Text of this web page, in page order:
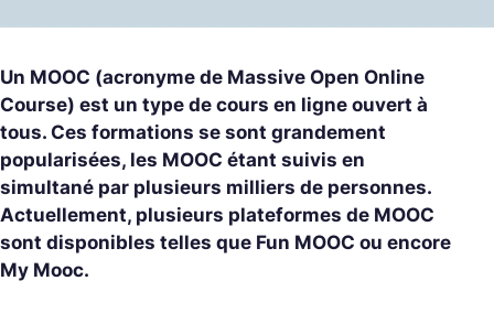
Un MOOC (acronyme de Massive Open Online
Course) est un type de cours en ligne ouvert à
tous. Ces formations se sont grandement
popularisées, les MOOC étant suivis en
simultané par plusieurs milliers de personnes.
Actuellement, plusieurs plateformes de MOOC
sont disponibles telles que Fun MOOC ou encore
My Mooc.